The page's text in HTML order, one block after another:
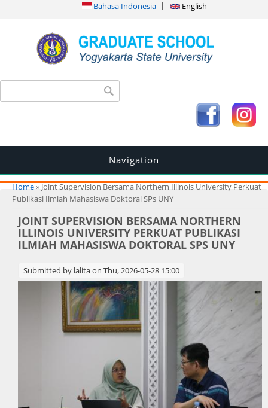
Bahasa Indonesia English
Search form
Navigation
You are here
Home» Joint Supervision Bersama Northern Illinois University Perkuat
Publikasi Ilmiah Mahasiswa Doktoral SPs UNY
JOINT SUPERVISION BERSAMA NORTHERN
ILLINOIS UNIVERSITY PERKUAT PUBLIKASI
ILMIAH MAHASISWA DOKTORAL SPS UNY
Submitted by lalitaon Thu, 2026-05-28 15:00